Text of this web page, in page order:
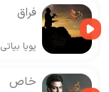
فراق
پویا بیاتی
خاص